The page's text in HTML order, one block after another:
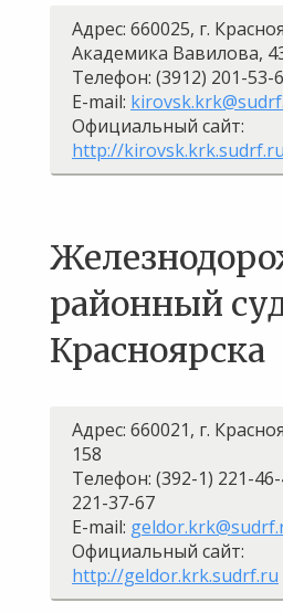
Адрес: 660025, г.
Академика Вавилова,
Телефон: (3912) 201-53-
E-mail:
Официальный сайт:
http://kirovsk.krk.sudrf.ru
районный
Красноярска
Адрес: 660021, г.
158
Телефон: (392-1) 221-
221-37-67
E-mail:
Официальный сайт:
http://geldor.krk.sudrf.ru